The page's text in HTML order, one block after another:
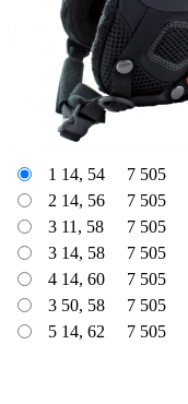
1 14, 54 7 505
2 14, 56
7 505
3 11, 58
7 505
3 14, 58
7 505
4 14, 60
7 505
3 50, 58
7 505
5 14, 62
7 505